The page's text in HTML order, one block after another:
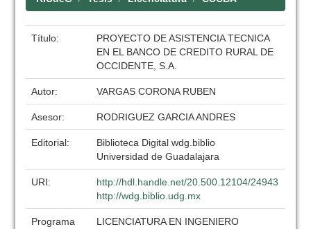
Título:
PROYECTO DE ASISTENCIA TECNICA
EN EL BANCO DE CREDITO RURAL DE
OCCIDENTE, S.A.
Autor: VARGAS CORONA RUBEN
Asesor: RODRIGUEZ GARCIA ANDRES
Editorial:
Biblioteca Digital wdg.biblio
Universidad de Guadalajara
URI:
http://hdl.handle.net/20.500.12104/24943
http://wdg.biblio.udg.mx
Programa
LICENCIATURA EN INGENIERO